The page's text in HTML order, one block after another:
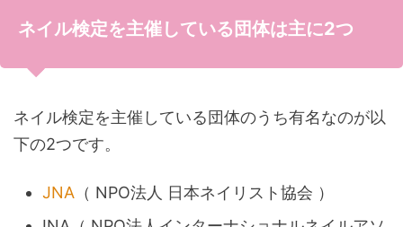
ネイル検定を主催している団体は主に2つ
ネイル検定を主催している団体のうち有名なのが以
下の2つです。
JNA （ NPO法人 日本ネイリスト協会 ）